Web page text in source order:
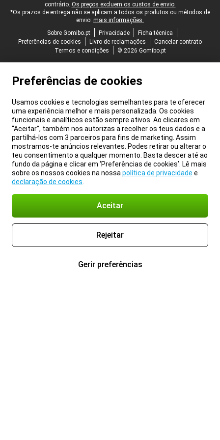
contrário. Os preços excluem os custos de envio.
*Os prazos de entrega não se aplicam a todos os produtos ou métodos de
envio: mais informações.
Sobre Gomibo.pt
Privacidade
Ficha técnica
Preferências de cookies
Livro de reclamações
Cancelar contrato
Termos e condições
© 2026 Gomibo.pt
Preferências de cookies
Usamos cookies e tecnologias semelhantes para te oferecer
uma experiência melhor e mais personalizada. Os cookies
funcionais e analíticos estão sempre ativos. Ao clicares em
“Aceitar”, também nos autorizas a recolher os teus dados e a
partilhá-los com 3 parceiros para fins de marketing. Assim
mostramos-te anúncios relevantes. Podes retirar ou alterar o
teu consentimento a qualquer momento. Basta descer até ao
fundo da página e clicar em ‘Preferências de cookies’. Lê mais
sobre os nossos cookies na nossa política de privacidade e
declaração de cookies
Aceitar
Rejeitar
Gerir preferências